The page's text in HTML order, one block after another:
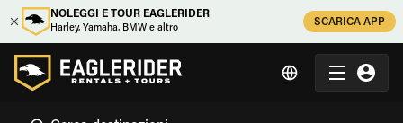
NOLEGGI E TOUR EAGLERIDER
Harley, Yamaha, BMW e altro
SCARICA APP